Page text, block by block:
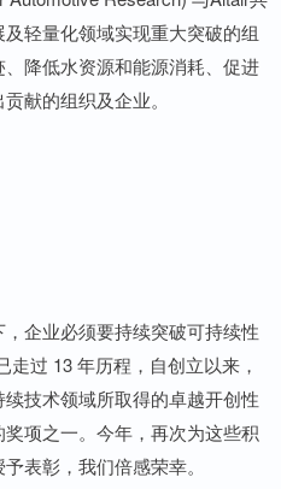
轻量化领域实现重大突破的组
降低水资源和能源消耗、促进
献的组织及企业。
企业必须要持续突破可持续性
过 13 年历程，自创立以来，
技术领域所取得的卓越开创性
项之一。今年，再次为这些积
表彰，我们倍感荣幸。